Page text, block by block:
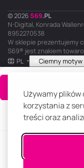
Używamy
korzystania z
treści oraz
© 2026 S69.PL
N-Digital, Konrada
8952270538
W sklepie prezentujemy
S69® jest znakiem
PL
Ciemny motyw